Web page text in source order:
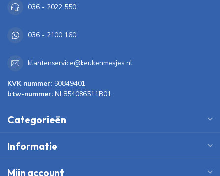
036 - 2022 550
036 - 2100 160
klantenservice@keukenmesjes.nl
KVK nummer: 60849401
btw-nummer: NL854086511B01
Categorieën
Informatie
Mijn account